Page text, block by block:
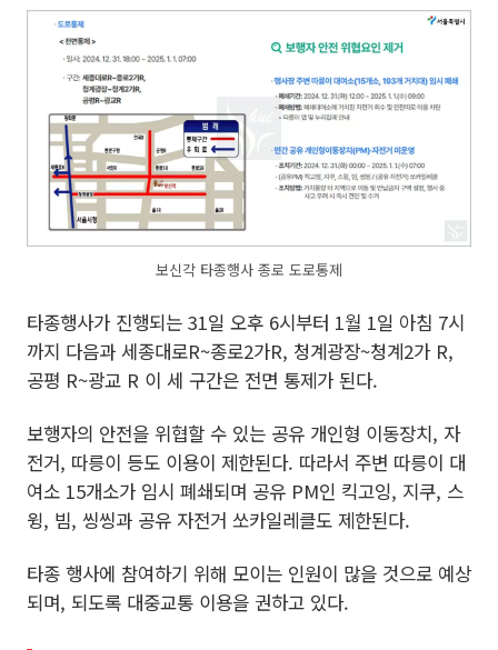
보신각 타종행사 종로 도로통제
타종행사가 진행되는 31일 오후 6시부터 1월 1일 아침 7시
까지 다음과 세종대로R~종로2가R, 청계광장~청계2가 R,
공평 R~광교 R 이 세 구간은 전면 통제가 된다.
보행자의 안전을 위협할 수 있는 공유 개인형 이동장치, 자
전거, 따릉이 등도 이용이 제한된다. 따라서 주변 따릉이 대
여소 15개소가 임시 폐쇄되며 공유 PM인 킥고잉, 지쿠, 스
윙, 빔, 씽씽과 공유 자전거 쏘카일레클도 제한된다.
타종 행사에 참여하기 위해 모이는 인원이 많을 것으로 예상
되며, 되도록 대중교통 이용을 권하고 있다.